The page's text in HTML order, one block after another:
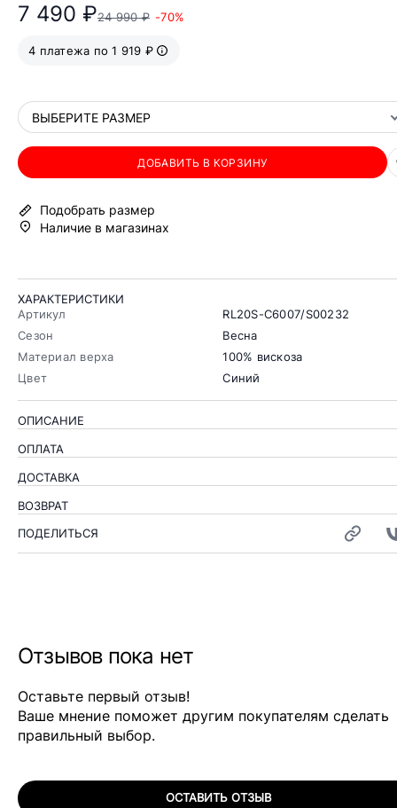
7 490 ₽24 990 ₽ -70%
4 платежа по 1 919 ₽
ВЫБЕРИТЕ РАЗМЕР
ДОБАВИТЬ В КОРЗИНУ
Подобрать размер
Наличие в магазинах
ХАРАКТЕРИСТИКИ
Артикул
RL20S-C6007/S00232
Сезон
Весна
Материал верха
100% вискоза
Цвет
Синий
ОПИСАНИЕ
ОПЛАТА
ДОСТАВКА
ВОЗВРАТ
ПОДЕЛИТЬСЯ
Отзывов пока нет
Оставьте первый отзыв!
Ваше мнение поможет другим покупателям сделать
правильный выбор.
ОСТАВИТЬ ОТЗЫВ